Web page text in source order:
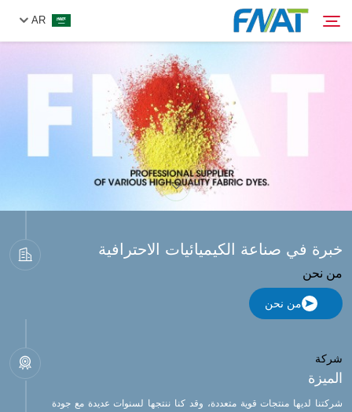
AR
المنتج
اتصل بنا
خبرة في صناعة الكيميائيات الاحترافية
من نحن
من نحن
شركة
الميزة
شركتنا لديها منتجات قوية متعددة، وقد كنا ننتجها لسنوات عديدة مع جودة